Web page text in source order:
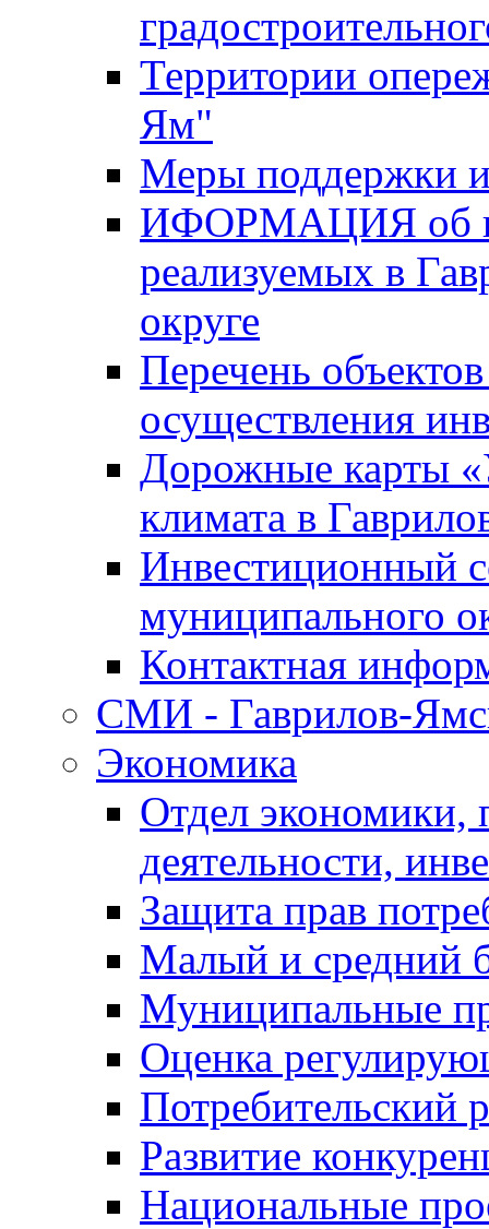
Территории
Ям"
Меры поддержки
ИФОРМАЦИЯ об
реализуемых в
округе
Перечень
осуществления
Дорожные карты
климата в
Инвестиционный
муниципального
Контактная
СМИ - Гаврилов-
Экономика
Отдел экономики,
деятельности,
Защита прав
Малый и средний
Муниципальные
Оценка
Потребительский
Развитие
Национальные